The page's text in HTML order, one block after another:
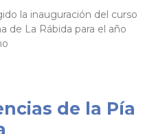
la inauguración del curso
de La Rábida para el año
de la Pía